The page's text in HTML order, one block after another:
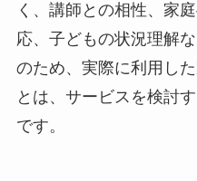
く、講師との相性、家
応、子どもの状況理解
のため、実際に利用し
とは、サービスを検討
です。